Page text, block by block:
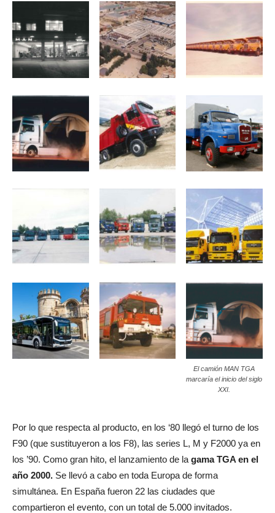
El camión MAN TGA
marcaría el inicio del siglo
XXI.
Por lo que respecta al producto, en los ‘80 llegó el turno de los
F90 (que sustituyeron a los F8), las series L, M y F2000 ya en
los ’90. Como gran hito, el lanzamiento de la gama TGA en el
año 2000. Se llevó a cabo en toda Europa de forma
simultánea. En España fueron 22 las ciudades que
compartieron el evento, con un total de 5.000 invitados.